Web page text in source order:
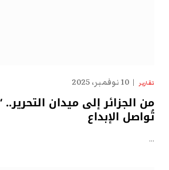
تقارير 10 نوفمبر، 2025
من الجزائر إلى ميدان
تُواصل الإبداع
…